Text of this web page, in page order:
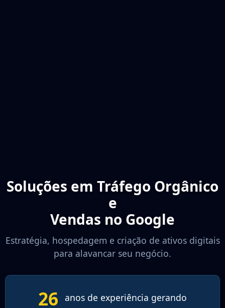
Soluções em Tráfego Orgânico
e
Vendas no Google
Estratégia, hospedagem e criação de ativos digitais
para alavancar seu negócio.
26 anos de experiência gerando